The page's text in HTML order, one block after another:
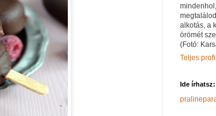
alkotás, a
örömét
(Fotó:
Teljes
Ide írhatsz: